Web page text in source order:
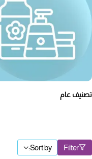
تصنيف عام
Filter
Sort by: